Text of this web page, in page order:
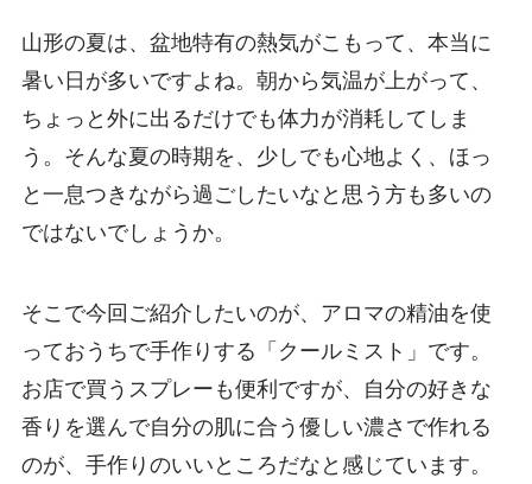
山形の夏は、盆地特有の熱気がこもって、本当に
暑い日が多いですよね。朝から気温が上がって、
ちょっと外に出るだけでも体力が消耗してしま
う。そんな夏の時期を、少しでも心地よく、ほっ
と一息つきながら過ごしたいなと思う方も多いの
ではないでしょうか。
そこで今回ご紹介したいのが、アロマの精油を使
っておうちで手作りする「クールミスト」です。
お店で買うスプレーも便利ですが、自分の好きな
香りを選んで自分の肌に合う優しい濃さで作れる
のが、手作りのいいところだなと感じています。